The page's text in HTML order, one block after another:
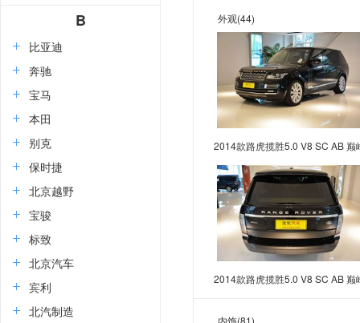
B
比亚迪
奔驰
宝马
本田
别克
保时捷
北京越野
宝骏
标致
北京汽车
宾利
北汽制造
外观(44)
2014款路虎揽胜5.0 V8 SC AB 巅
创世加长版
2014款路虎揽胜5.0 V8 SC AB 巅
内饰(81)